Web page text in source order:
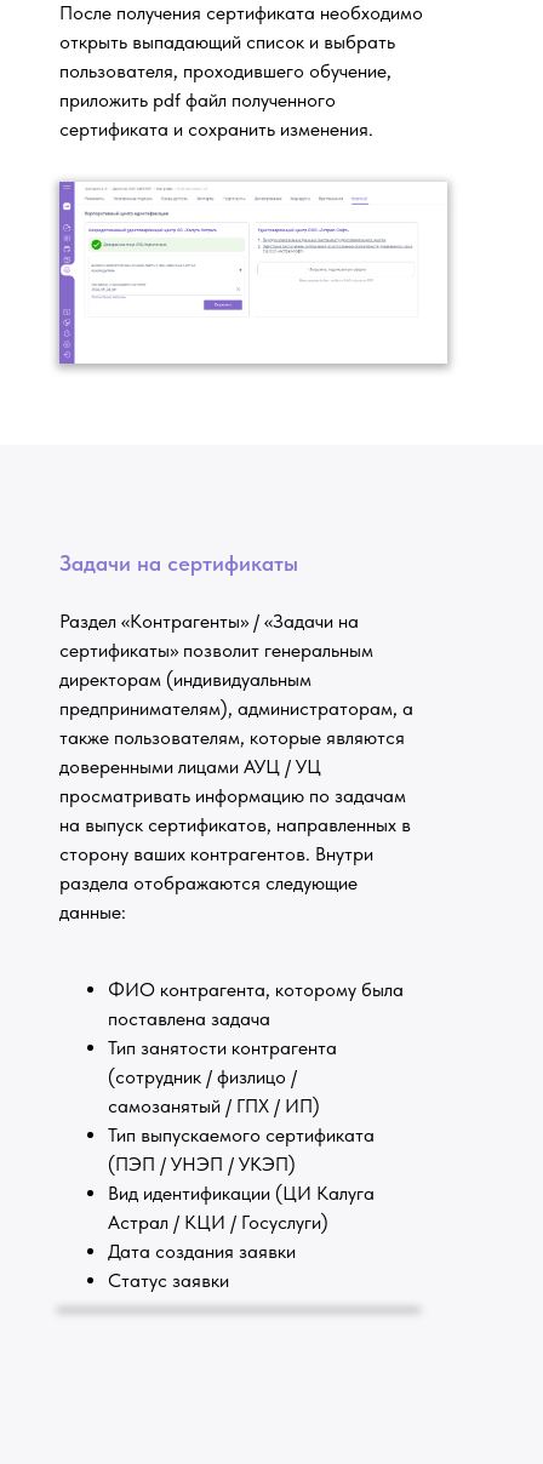
После получения сертификата необходимо
открыть выпадающий список и выбрать
пользователя, проходившего обучение,
приложить pdf файл полученного
сертификата и сохранить изменения.
Задачи на сертификаты
Раздел «Контрагенты» / «Задачи на
сертификаты» позволит генеральным
директорам (индивидуальным
предпринимателям), администраторам, а
также пользователям, которые являются
доверенными лицами АУЦ / УЦ
просматривать информацию по задачам
на выпуск сертификатов, направленных в
сторону ваших контрагентов. Внутри
раздела отображаются следующие
данные:
ФИО контрагента, которому была
поставлена задача
Тип занятости контрагента
(сотрудник / физлицо /
самозанятый / ГПХ / ИП)
Тип выпускаемого сертификата
(ПЭП / УНЭП / УКЭП)
Вид идентификации (ЦИ Калуга
Астрал / КЦИ / Госуслуги)
Дата создания заявки
Статус заявки